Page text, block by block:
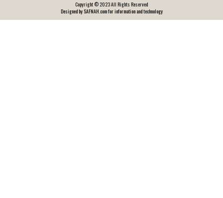
Copyright © 2023 All Rights Reserved
Designed by SAFNAH.com for information and technology